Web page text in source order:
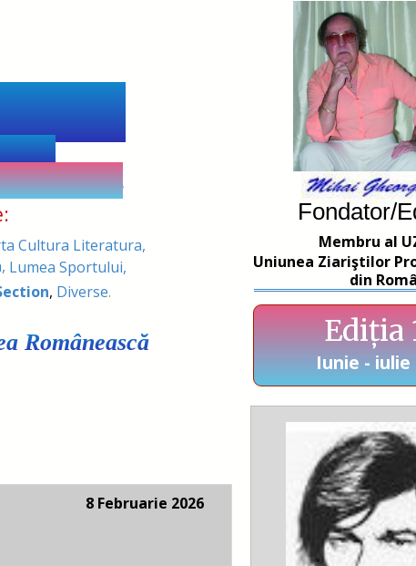
politică
Cultura Literatura,
Lumea Sportului,
, Diverse.
Românească
Iunie - iulie
Fondator/
Membru al
Ediția
Uniunea Ziariştilor
din
8 Februarie 2026